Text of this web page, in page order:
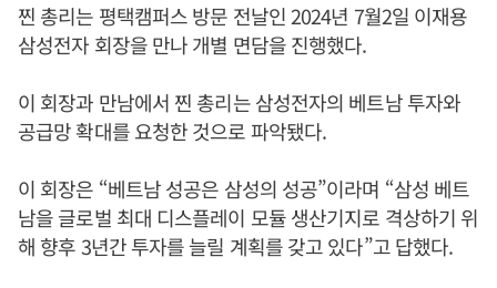
찐 총리는 평택캠퍼스 방문 전날인 2024년 7월2일 이재용
삼성전자 회장을 만나 개별 면담을 진행했다.
이 회장과 만남에서 찐 총리는 삼성전자의 베트남 투자와
공급망 확대를 요청한 것으로 파악됐다.
이 회장은 “베트남 성공은 삼성의 성공”이라며 “삼성 베트
남을 글로벌 최대 디스플레이 모듈 생산기지로 격상하기 위
해 향후 3년간 투자를 늘릴 계획를 갖고 있다”고 답했다.